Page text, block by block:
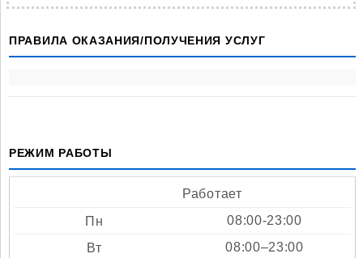
ПРАВИЛА ОКАЗАНИЯ/ПОЛУЧЕНИЯ УСЛУГ
РЕЖИМ РАБОТЫ
Работает
08:00-23:00
08:00–23:00